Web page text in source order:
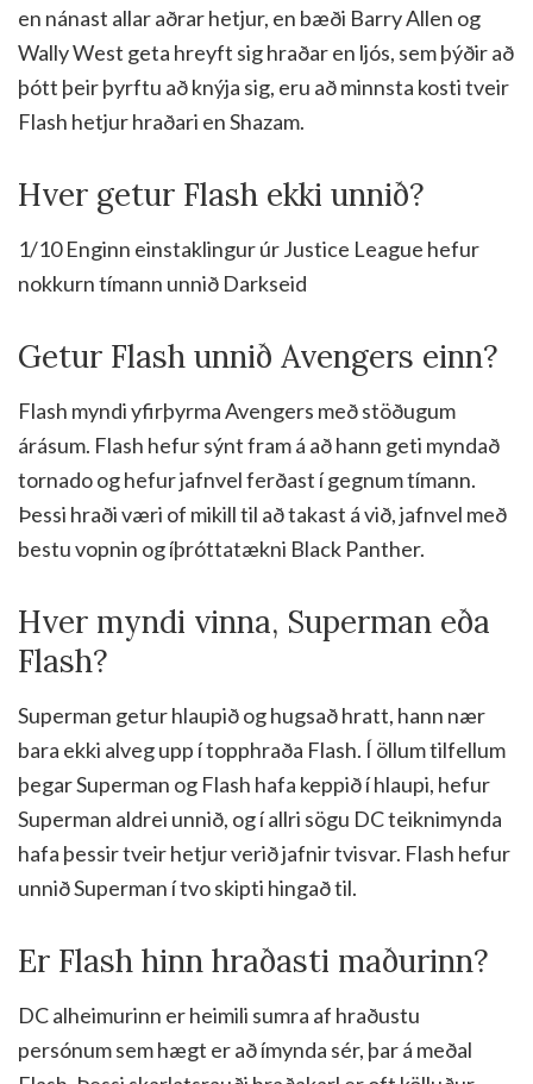
en nánast allar aðrar hetjur, en bæði Barry Allen og
Wally West geta hreyft sig hraðar en ljós, sem þýðir að
þótt þeir þyrftu að knýja sig, eru að minnsta kosti tveir
Flash hetjur hraðari en Shazam.
Hver getur Flash ekki unnið?
1/10 Enginn einstaklingur úr Justice League hefur
nokkurn tímann unnið Darkseid
Getur Flash unnið Avengers einn?
Flash myndi yfirþyrma Avengers með stöðugum
árásum. Flash hefur sýnt fram á að hann geti myndað
tornado og hefur jafnvel ferðast í gegnum tímann.
Þessi hraði væri of mikill til að takast á við, jafnvel með
bestu vopnin og íþróttatækni Black Panther.
Hver myndi vinna, Superman eða
Flash?
Superman getur hlaupið og hugsað hratt, hann nær
bara ekki alveg upp í topphraða Flash. Í öllum tilfellum
þegar Superman og Flash hafa keppið í hlaupi, hefur
Superman aldrei unnið, og í allri sögu DC teiknimynda
hafa þessir tveir hetjur verið jafnir tvisvar. Flash hefur
unnið Superman í tvo skipti hingað til.
Er Flash hinn hraðasti maðurinn?
DC alheimurinn er heimili sumra af hraðustu
persónum sem hægt er að ímynda sér, þar á meðal